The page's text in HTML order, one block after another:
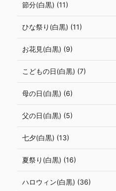
節分(白黒) (11)
ひな祭り(白黒) (11)
お花見(白黒) (9)
こどもの日(白黒) (7)
母の日(白黒) (6)
父の日(白黒) (5)
七夕(白黒) (13)
夏祭り(白黒) (16)
ハロウィン(白黒) (36)